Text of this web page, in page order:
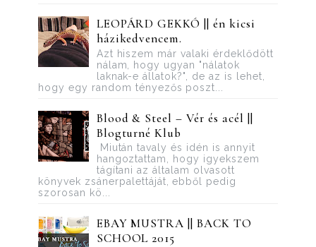
LEOPÁRD GEKKÓ || én kicsi
házikedvencem.
Azt hiszem már valaki érdeklődött
nálam, hogy ugyan "nálatok
laknak-e állatok?", de az is lehet,
hogy egy random tényezős poszt...
Blood ​& Steel – Vér és acél ||
Blogturné Klub
Miután tavaly és idén is annyit
hangoztattam, hogy igyekszem
tágítani az általam olvasott
könyvek zsánerpalettáját, ebből pedig
szorosan kö...
EBAY MUSTRA || BACK TO
SCHOOL 2015